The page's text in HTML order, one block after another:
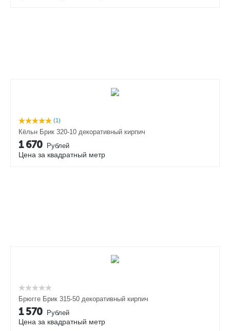
(1)
Кёльн Брик 320-10 декоративный кирпич
1 670 Рублей
Цена за квадратный метр
Брюгге Брик 315-50 декоративный кирпич
1 570 Рублей
Цена за квадратный метр